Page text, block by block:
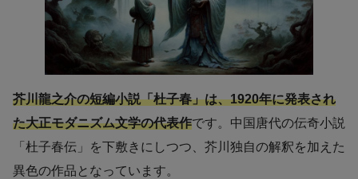
芥川龍之介の短編小説「杜子春」は、1920年に発表され
た大正モダニズム文学の代表作です。中国唐代の伝奇小説
「杜子春伝」を下敷きにしつつ、芥川独自の解釈を加えた
異色の作品となっています。